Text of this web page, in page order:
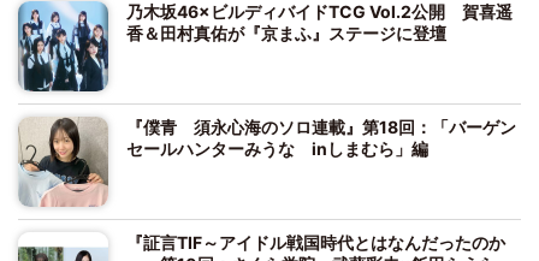
乃木坂46×ビルディバイドTCG Vol.2公開 賀喜遥
香＆田村真佑が『京まふ』ステージに登壇
『僕青 須永心海のソロ連載』第18回：「バーゲン
セールハンターみうな inしまむら」編
『証言TIF～アイドル戦国時代とはなんだったのか